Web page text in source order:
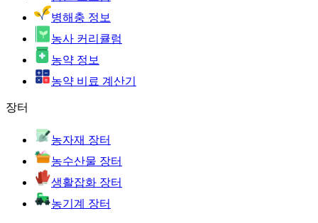
병해충 정보
농사 커리큘럼
농약 정보
농약 비료 계산기
장터
농자재 장터
농수산물 장터
생활잡화 장터
농기계 장터